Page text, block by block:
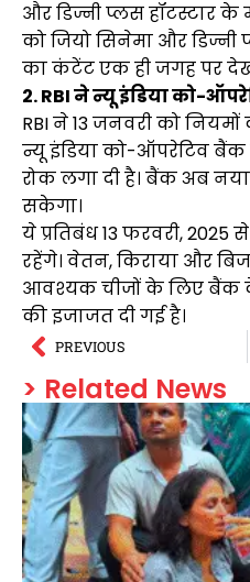
और डिज्नी प्लस हॉटस्टार के
को जियो सिनेमा और डिज्नी
का कंटेंट एक ही जगह पर
2. RBI ने न्यू इंडिया को-
RBI ने 13 जनवरी को
न्यू इंडिया को-ऑपरेटिव बैंक
रोक लगा दी है। बैंक अब
सकेगा।
ये प्रतिबंध 13 फरवरी, 2025
रहेंगे। वेतन, किराया और
आवश्यक चीजों के लिए बैंक
की इजाजत दी गई है।
PREVIOUS
> Related News